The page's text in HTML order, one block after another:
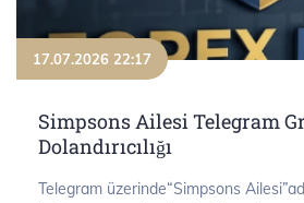
17.07.2026 22:17
Simpsons Ailesi Telegram
Dolandırıcılığı
Telegram üzerinde“Simpsons